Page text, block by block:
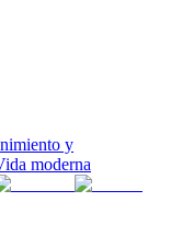
y
moderna